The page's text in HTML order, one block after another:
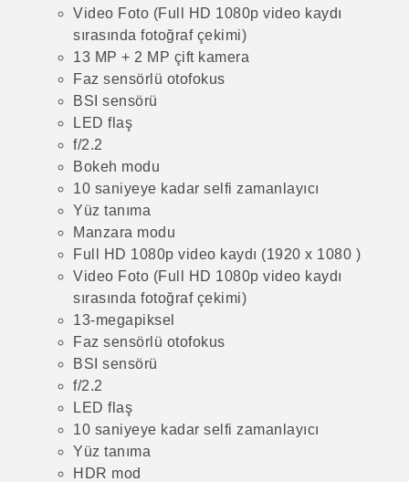
Video Foto (Full HD 1080p video kaydı
sırasında fotoğraf çekimi)
13 MP + 2 MP çift kamera
Faz sensörlü otofokus
BSI sensörü
LED flaş
f/2.2
Bokeh modu
10 saniyeye kadar selfi zamanlayıcı
Yüz tanıma
Manzara modu
Full HD 1080p video kaydı (1920 x 1080 )
Video Foto (Full HD 1080p video kaydı
sırasında fotoğraf çekimi)
13-megapiksel
Faz sensörlü otofokus
BSI sensörü
f/2.2
LED flaş
10 saniyeye kadar selfi zamanlayıcı
Yüz tanıma
HDR mod